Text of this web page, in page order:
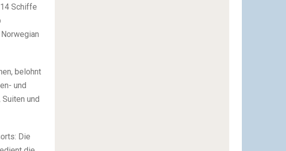
Schiffe
belohnt
und
und
Die